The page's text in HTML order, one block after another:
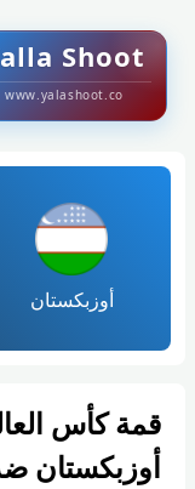
Shoot
www.yalashoot.co
أوزبكستان
قمة كأس
أوزبكستان